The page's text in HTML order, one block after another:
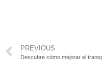
PREVIOUS